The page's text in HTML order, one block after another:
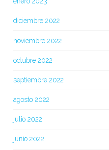
diciembre 2022
noviembre 2022
octubre 2022
septiembre 2022
agosto 2022
julio 2022
junio 2022